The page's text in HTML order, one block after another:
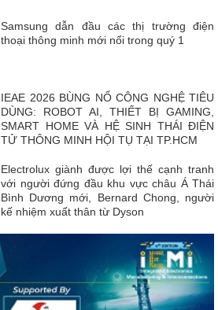
Samsung dẫn đầu các thị trường điện
thoại thông minh mới nổi trong quý 1
IEAE 2026 BÙNG NỔ CÔNG NGHỆ TIÊU
DÙNG: ROBOT AI, THIẾT BỊ GAMING,
SMART HOME VÀ HỆ SINH THÁI ĐIỆN
TỬ THÔNG MINH HỘI TỤ TẠI TP.HCM
Electrolux giành được lợi thế cạnh tranh
với người đứng đầu khu vực châu Á Thái
Bình Dương mới, Bernard Chong, người
kế nhiệm xuất thân từ Dyson